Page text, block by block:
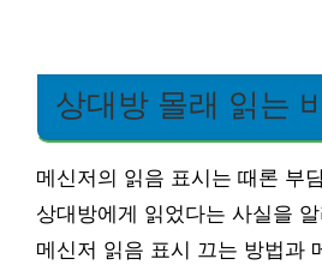
상대방 몰래 읽는
메신저의 읽음 표시는 때론 부
상대방에게 읽었다는 사실을
메신저 읽음 표시 끄는 방법과